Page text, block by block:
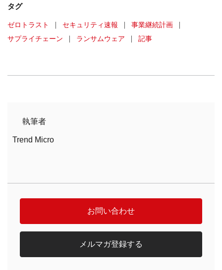
タグ
ゼロトラスト | セキュリティ速報 | 事業継続計画
|
サプライチェーン
| ランサムウェア | 記事
執筆者
Trend Micro
お問い合わせ
メルマガ登録する